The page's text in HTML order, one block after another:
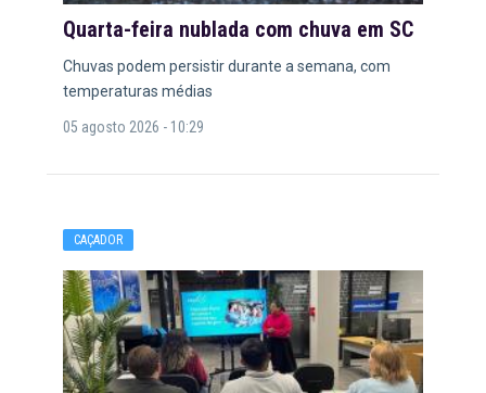
Quarta-feira nublada com chuva em SC
Chuvas podem persistir durante a semana, com
temperaturas médias
05 agosto 2026 - 10:29
CAÇADOR